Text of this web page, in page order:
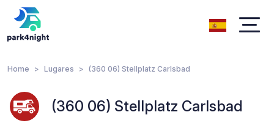
Home Lugares (360 06) Stellplatz Carlsbad
(360 06) Stellplatz Carlsbad